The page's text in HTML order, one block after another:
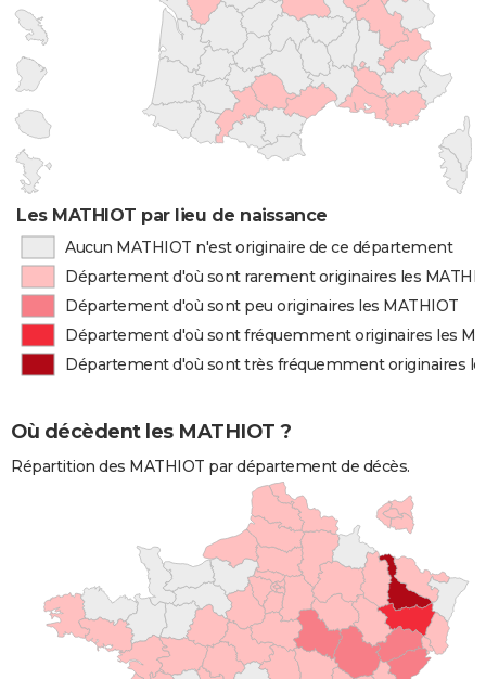
Les MATHIOT par lieu de naissance
Aucun MATHIOT n'est originaire de ce département
Département d'où sont rarement originaires les
Département d'où sont peu originaires les MATHIOT
Département d'où sont fréquemment originaires les
Département d'où sont très fréquemment originaires
Où décèdent les MATHIOT ?
Répartition des MATHIOT par département de décès.